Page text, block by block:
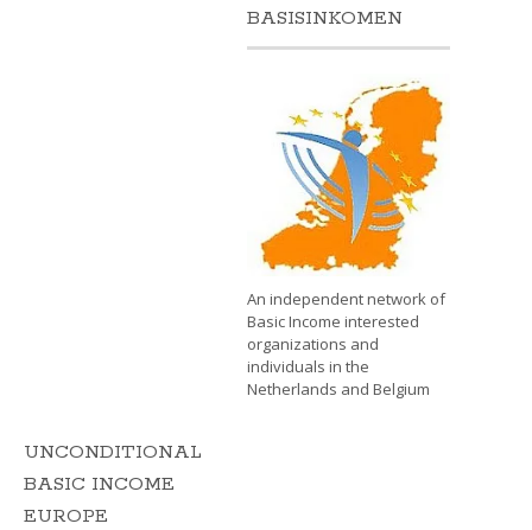
BASISINKOMEN
An independent network of
Basic Income interested
organizations and
individuals in the
Netherlands and Belgium
UNCONDITIONAL
BASIC INCOME
EUROPE